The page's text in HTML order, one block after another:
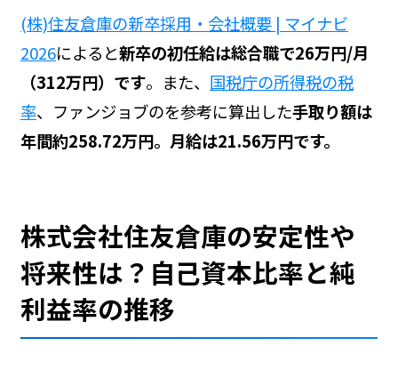
(株)住友倉庫の新卒採用・会社概要 | マイナビ
2026によると新卒の初任給は総合職で26万円/月
（312万円）です。また、 国税庁の所得税の税
率、ファンジョブのを参考に算出した手取り額は
年間約258.72万円。月給は21.56万円です。
株式会社住友倉庫の安定性や
将来性は？自己資本比率と純
利益率の推移